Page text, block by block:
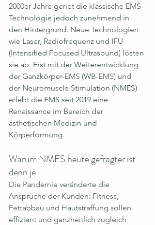
2000er-Jahre geriet die klassische EMS-
Technologie jedoch zunehmend in
den Hintergrund. Neue Technologien
wie Laser, Radiofrequenz und IFU
(Intensified Focused Ultrasound) lösten
sie ab. Erst mit der Weiterentwicklung
der Ganzkörper-EMS (WB-EMS) und
der Neuromuscle Stimulation (NMES)
erlebt die EMS seit 2019 eine
Renaissance im Bereich der
ästhetischen Medizin und
Körperformung.
Warum NMES heute gefragter ist
denn je
Die Pandemie veränderte die
Ansprüche der Kunden: Fitness,
Fettabbau und Hautstraffung sollen
effizient und ganzheitlich zugleich